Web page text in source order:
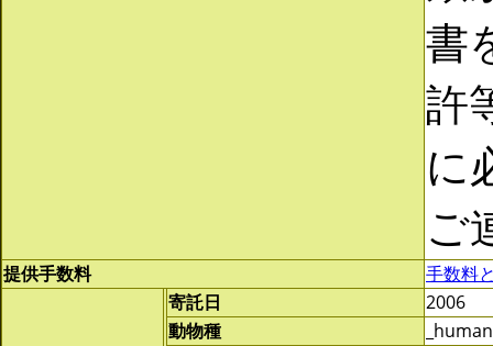
書
許
に
ご
提供手数料 手数料
寄託日
2006
動物種